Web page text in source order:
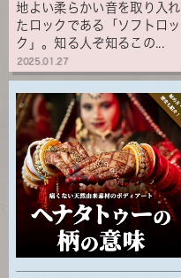
地よい柔らかい音を取り入れ
たロックである「ソフトロッ
ク」。知る人ぞ知るこの...
2025.01.27